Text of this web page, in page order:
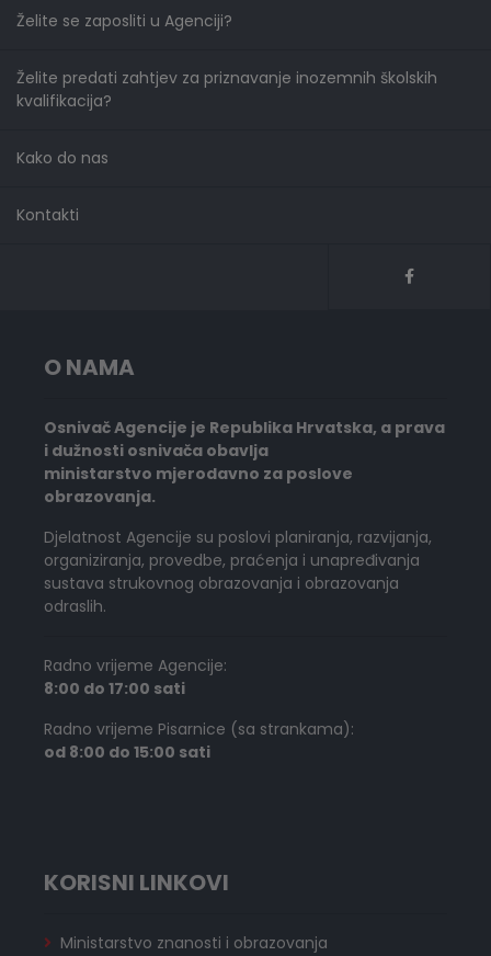
Želite se zaposliti u Agenciji?
Želite predati zahtjev za priznavanje inozemnih školskih
kvalifikacija?
Kako do nas
Kontakti
O NAMA
Osnivač Agencije je Republika Hrvatska, a prava
i dužnosti osnivača obavlja
ministarstvo mjerodavno za poslove
obrazovanja.
Djelatnost Agencije su poslovi planiranja, razvijanja,
organiziranja, provedbe, praćenja i unapređivanja
sustava strukovnog obrazovanja i obrazovanja
odraslih.
Radno vrijeme Agencije:
8:00 do 17:00 sati
Radno vrijeme Pisarnice (sa strankama):
od 8:00 do 15:00 sati
KORISNI LINKOVI
Ministarstvo znanosti i obrazovanja